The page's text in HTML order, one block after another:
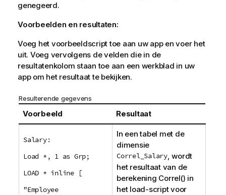
genegeerd.
Voorbeelden en resultaten:
Voeg het voorbeeldscript toe aan uw app en voer het
uit. Voeg vervolgens de velden die in de
resultatenkolom staan toe aan een werkblad in uw
app om het resultaat te bekijken.
Resulterende gegevens
Voorbeeld Resultaat
Salary:
Load *, 1 as Grp;
LOAD * inline [
"Employee
In een tabel met de
dimensie
Correl_Salary, wordt
het resultaat van de
berekening Correl() in
het load-script voor